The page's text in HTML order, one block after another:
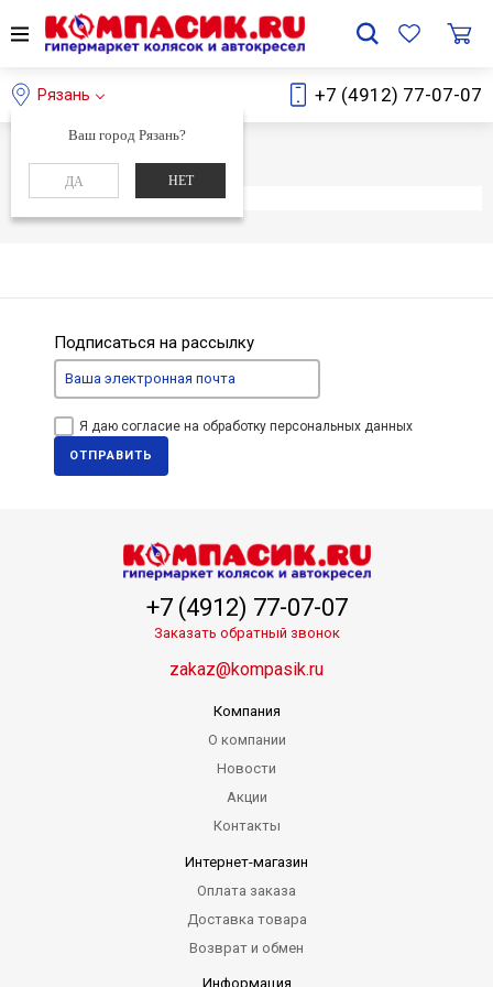
Рязань
Ваш город Рязань?
ДА НЕТ
+7 (4912) 77-07-07
Главная Каталог
Элемент не найден
Подписаться на рассылку
Я даю согласие на обработку персональных данных
ОТПРАВИТЬ
+7 (4912) 77-07-07
Заказать обратный звонок
zakaz@kompasik.ru
Компания
О компании
Новости
Акции
Контакты
Интернет-магазин
Оплата заказа
Доставка товара
Возврат и обмен
Информация